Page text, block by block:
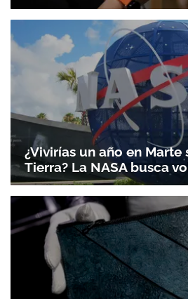
¿Vivirías un año en Marte
Tierra? La NASA busca